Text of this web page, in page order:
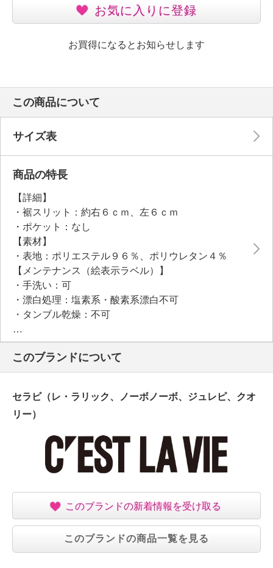
お気に入りに登録
お買得になるとお知らせします
この商品について
サイズ表
商品の特長
【詳細】
・裾スリット：約右６ｃｍ、左６ｃｍ
・ポケット：なし
【素材】
・表地：ポリエステル９６％、ポリウレタン４％
【メンテナンス（絵表示ラベル）】
・手洗い：可
・漂白処理：塩素系・酸素系漂白不可
・タンブル乾燥：不可
・自然乾燥：日陰の吊り干し
・アイロン仕上げ：可（低温）
・ドライクリーニング：石油系ドライクリーニング可
【個体差あり】
【原産国（地）】
・中国製
このブランドについて
セラビ（レ・ラリック、ノーボノーボ、ジュレピ、クオ
リー）
このブランドの新着情報を受け取る
このブランドの商品一覧を見る